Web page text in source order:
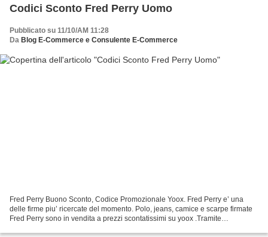
Codici Sconto Fred Perry Uomo
Pubblicato su 11/10/AM 11:28
Da Blog E-Commerce e Consulente E-Commerce
Fred Perry Buono Sconto, Codice Promozionale Yoox. Fred Perry e’ una
delle firme piu’ ricercate del momento. Polo, jeans, camice e scarpe firmate
Fred Perry sono in vendita a prezzi scontatissimi su yoox .Tramite